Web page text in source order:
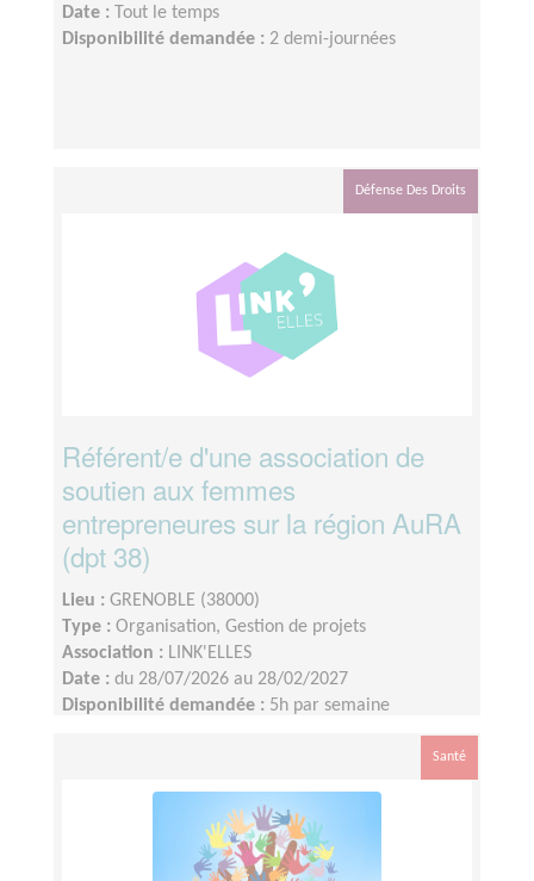
Date :
Tout le temps
Disponibilité demandée : 2 demi-journées
Défense Des Droits
Référent/e d'une association de
soutien aux femmes
entrepreneures sur la région AuRA
(dpt 38)
Lieu : GRENOBLE (38000)
Type : Organisation, Gestion de projets
Association : LINK'ELLES
Date : du 28/07/2026 au 28/02/2027
Disponibilité demandée : 5h par semaine
Santé